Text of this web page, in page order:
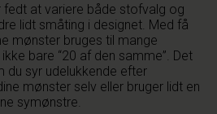
fedt at variere både stofvalg og
lidt småting i designet. Med få
mønster bruges til mange
bare “20 af den samme”. Det
syr udelukkende efter
mønster selv eller bruger lidt en
symønstre.